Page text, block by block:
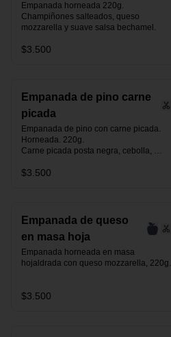
Empanada horneada 220g.
Champiñones salteados, queso
mozzarella y suave salsa bechamel.
$3.500
Empanada de pino carne
picada
Empanada de pino con carne picada.
Horneada. 220g.
Carne picada posta negra, cebolla,
especias.
$3.500
Empanada de queso
en masa hoja
Empanada horneada en masa
hojaldrada con queso mozzarella, 220g.
$3.500